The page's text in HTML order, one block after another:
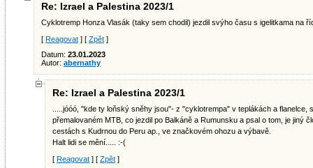
Re: Izrael a Palestina 2023/1
Cyklotremp Honza Vlasák (taky sem chodil) jezdil svýho času s igelitkama na
[ Reagovat ] [ Zpět ]
Datum: 23.01.2023
Autor: abernathy
Re: Izrael a Palestina 2023/1
.....jóóó, "kde ty loňský sněhy jsou"- z "cyklotrempa" v teplákách a flanelce,
přemalovaném MTB, co jezdil po Balkáně a Rumunsku a psal o tom, je jiný
cestách s Kudrnou do Peru ap., ve značkovém ohozu a výbavě.
Halt lidi se mění..... :-(
[ Reagovat ] [ Zpět ]